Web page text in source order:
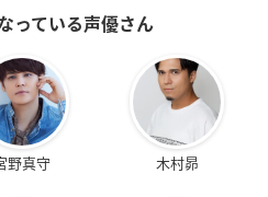
っている声優さん
野真守 木村昴